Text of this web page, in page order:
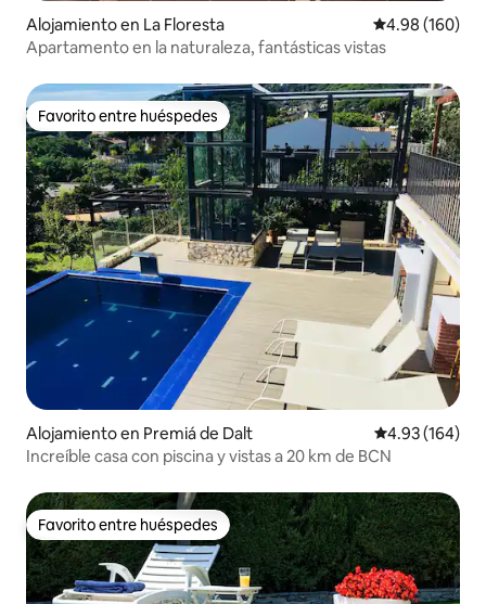
Alojamiento en La Floresta Calificación
4.98 (160)
Apartamento en la naturaleza, fantásticas vistas
Favorito entre huéspedes
Favorito entre huéspedes
Alojamiento en Premiá de Dalt Calificación
4.93 (164)
Increíble casa con piscina y vistas a 20 km de BCN
Favorito entre huéspedes
Favorito entre huéspedes